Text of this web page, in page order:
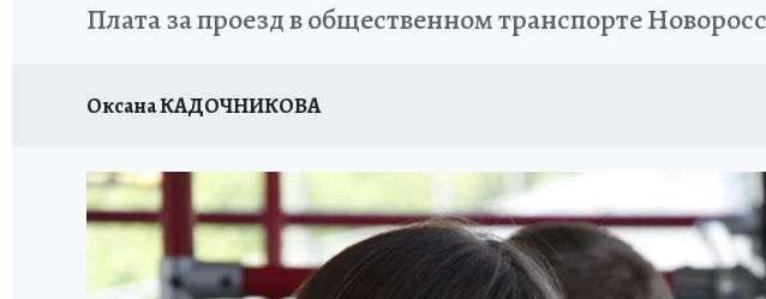
Плата за проезд в общественном транспорте
Оксана КАДОЧНИКОВА